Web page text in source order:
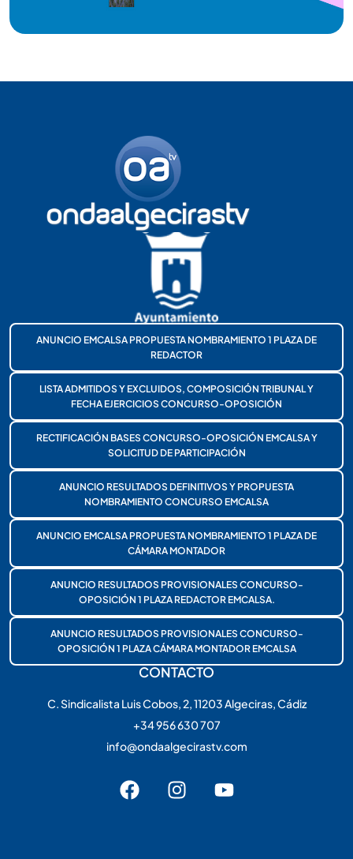
ANUNCIO EMCALSA PROPUESTA NOMBRAMIENTO 1 PLAZA DE
REDACTOR
LISTA ADMITIDOS Y EXCLUIDOS, COMPOSICIÓN TRIBUNAL Y
FECHA EJERCICIOS CONCURSO-OPOSICIÓN
RECTIFICACIÓN BASES CONCURSO-OPOSICIÓN EMCALSA Y
SOLICITUD DE PARTICIPACIÓN
ANUNCIO RESULTADOS DEFINITIVOS Y PROPUESTA
NOMBRAMIENTO CONCURSO EMCALSA
ANUNCIO EMCALSA PROPUESTA NOMBRAMIENTO 1 PLAZA DE
CÁMARA MONTADOR
ANUNCIO RESULTADOS PROVISIONALES CONCURSO-
OPOSICIÓN 1 PLAZA REDACTOR EMCALSA.
ANUNCIO RESULTADOS PROVISIONALES CONCURSO-
OPOSICIÓN 1 PLAZA CÁMARA MONTADOR EMCALSA
CONTACTO
C. Sindicalista Luis Cobos, 2, 11203 Algeciras, Cádiz
+34 956 630 707
info@ondaalgecirastv.com